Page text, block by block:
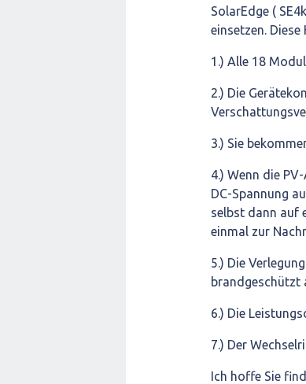
SolarEdge (
einsetzen.
1.) Alle 18
2.) Die
3.) Sie
4.) Wenn die
DC-Spannung
selbst dann auf
einmal zur
5.) Die
brandgeschützt
6.) Die
7.) Der
Ich hoffe Sie